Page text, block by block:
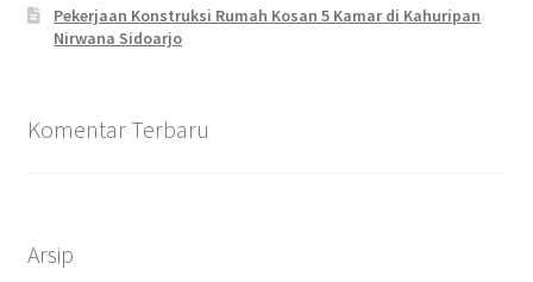
Pekerjaan Konstruksi Rumah Kosan 5 Kamar di Kahuripan
Nirwana Sidoarjo
Komentar Terbaru
Arsip